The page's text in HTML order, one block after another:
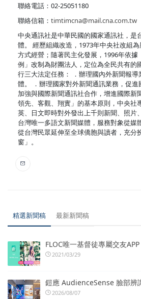
聯絡電話：02-25051180
聯絡信箱： timtimcna@mail.cna.com.tw
中央通訊社是中華民國的國家通訊社，是
體。 經歷組織改造，1973年中央社改組
方式經營；隨著民主化發展，1996年依據
例」改制為財團法人，定位為全民共有的
行三大法定任務： ．辦理國內外新聞報
體。 ．辦理國家對外新聞通訊業務，促進
加強與國際新聞通訊社合作，增進國際新
領先、客觀、翔實」的基本原則，中央社
英、日文即時對外發出上千則新聞、照片
台灣唯一多語文新聞媒體，服務對象從媒
從台灣民眾延伸至全球僑胞與讀者，充分
窗」。
精選新聞稿 最新新聞稿
FLOC唯一基督徒專屬交友
2021/03/29
鎧應 AudienceSense 臉部辨
2026/08/07